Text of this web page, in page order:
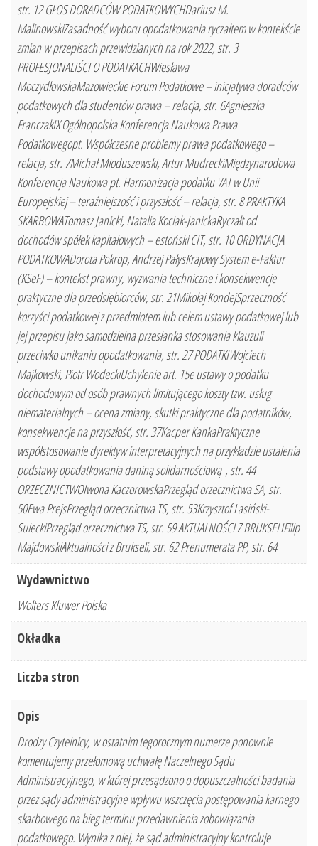
str. 12 GŁOS DORADCÓW PODATKOWYCHDariusz M.
MalinowskiZasadność wyboru opodatkowania ryczałtem w kontekście
zmian w przepisach przewidzianych na rok 2022, str. 3
PROFESJONALIŚCI O PODATKACHWiesława
MoczydłowskaMazowieckie Forum Podatkowe – inicjatywa doradców
podatkowych dla studentów prawa – relacja, str. 6Agnieszka
FranczakIX Ogólnopolska Konferencja Naukowa Prawa
Podatkowegopt. Współczesne problemy prawa podatkowego –
relacja, str. 7Michał Mioduszewski, Artur MudreckiMiędzynarodowa
Konferencja Naukowa pt. Harmonizacja podatku VAT w Unii
Europejskiej – teraźniejszość i przyszłość – relacja, str. 8 PRAKTYKA
SKARBOWATomasz Janicki, Natalia Kociak-JanickaRyczałt od
dochodów spółek kapitałowych – estoński CIT, str. 10 ORDYNACJA
PODATKOWADorota Pokrop, Andrzej PałysKrajowy System e-Faktur
(KSeF) – kontekst prawny, wyzwania techniczne i konsekwencje
praktyczne dla przedsiębiorców, str. 21Mikołaj KondejSprzeczność
korzyści podatkowej z przedmiotem lub celem ustawy podatkowej lub
jej przepisu jako samodzielna przesłanka stosowania klauzuli
przeciwko unikaniu opodatkowania, str. 27 PODATKIWojciech
Majkowski, Piotr WodeckiUchylenie art. 15e ustawy o podatku
dochodowym od osób prawnych limitującego koszty tzw. usług
niematerialnych – ocena zmiany, skutki praktyczne dla podatników,
konsekwencje na przyszłość, str. 37Kacper KankaPraktyczne
współstosowanie dyrektyw interpretacyjnych na przykładzie ustalenia
podstawy opodatkowania daniną solidarnościową , str. 44
ORZECZNICTWOIwona KaczorowskaPrzegląd orzecznictwa SA, str.
50Ewa PrejsPrzegląd orzecznictwa TS, str. 53Krzysztof Lasiński-
SuleckiPrzegląd orzecznictwa TS, str. 59 AKTUALNOŚCI Z BRUKSELIFilip
MajdowskiAktualności z Brukseli, str. 62 Prenumerata PP, str. 64
Wydawnictwo
Wolters Kluwer Polska
Okładka
Liczba stron
Opis
Drodzy Czytelnicy, w ostatnim tegorocznym numerze ponownie
komentujemy przełomową uchwałę Naczelnego Sądu
Administracyjnego, w której przesądzono o dopuszczalności badania
przez sądy administracyjne wpływu wszczęcia postępowania karnego
skarbowego na bieg terminu przedawnienia zobowiązania
podatkowego. Wynika z niej, że sąd administracyjny kontroluje